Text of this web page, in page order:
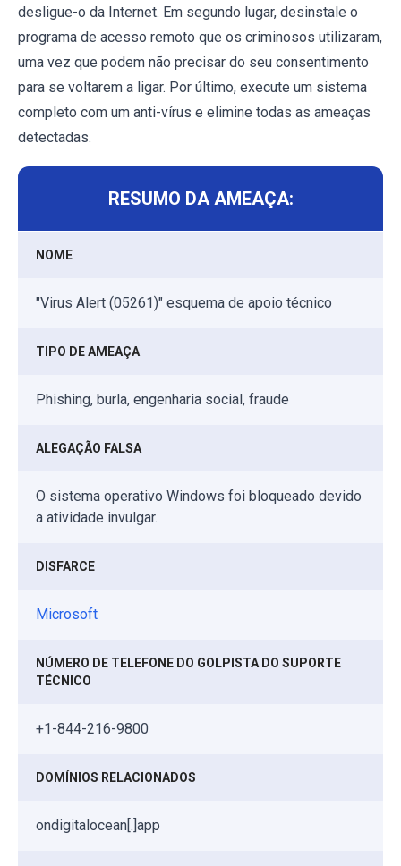
desligue-o da Internet. Em segundo lugar, desinstale o
programa de acesso remoto que os criminosos utilizaram,
uma vez que podem não precisar do seu consentimento
para se voltarem a ligar. Por último, execute um sistema
completo com um anti-vírus e elimine todas as ameaças
detectadas.
RESUMO DA AMEAÇA:
NOME
"Virus Alert (05261)" esquema de apoio técnico
TIPO DE AMEAÇA
Phishing, burla, engenharia social, fraude
ALEGAÇÃO FALSA
O sistema operativo Windows foi bloqueado devido
a atividade invulgar.
DISFARCE
Microsoft
NÚMERO DE TELEFONE DO GOLPISTA DO SUPORTE
TÉCNICO
+1-844-216-9800
DOMÍNIOS RELACIONADOS
ondigitalocean[.]app